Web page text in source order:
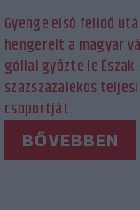
Gyenge első félidő
hengerelt a magyar
góllal győzte le
százszázalékos
csoportját.
BŐVEBBEN